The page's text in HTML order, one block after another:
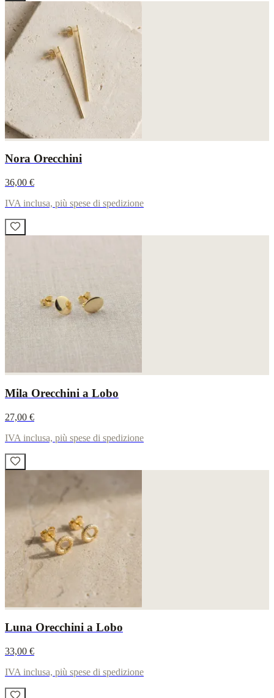
Nora Orecchini
36,00 €
IVA inclusa, più spese di spedizione
Mila Orecchini a Lobo
27,00 €
IVA inclusa, più spese di spedizione
Luna Orecchini a Lobo
33,00 €
IVA inclusa, più spese di spedizione